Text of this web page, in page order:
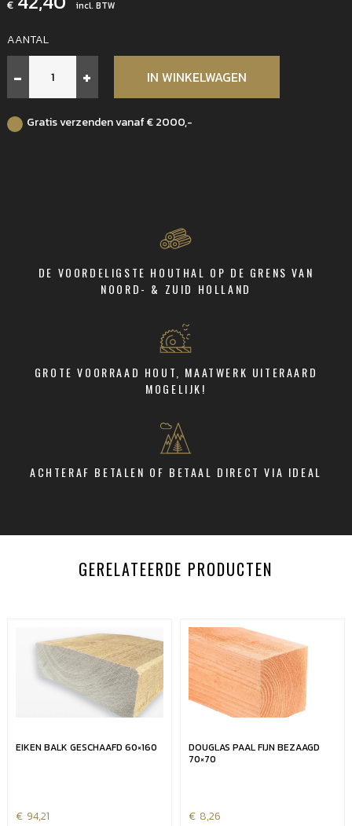
€ incl. BTW
AANTAL
-
Elliottis
Pine
-
mm
+ IN WINKELWAGEN
Gratis verzenden vanaf € 2000,-
DE VOORDELIGSTE HOUTHAL OP DE GRENS VAN
NOORD- & ZUID HOLLAND
GROTE VOORRAAD HOUT, MAATWERK UITERAARD
MOGELIJK!
ACHTERAF BETALEN OF BETAAL DIRECT VIA IDEAL
GERELATEERDE PRODUCTEN
EIKEN BALK GESCHAAFD 60×160
€ 94,21
DOUGLAS PAAL FIJN BEZAAGD
70×70
€ 8,26